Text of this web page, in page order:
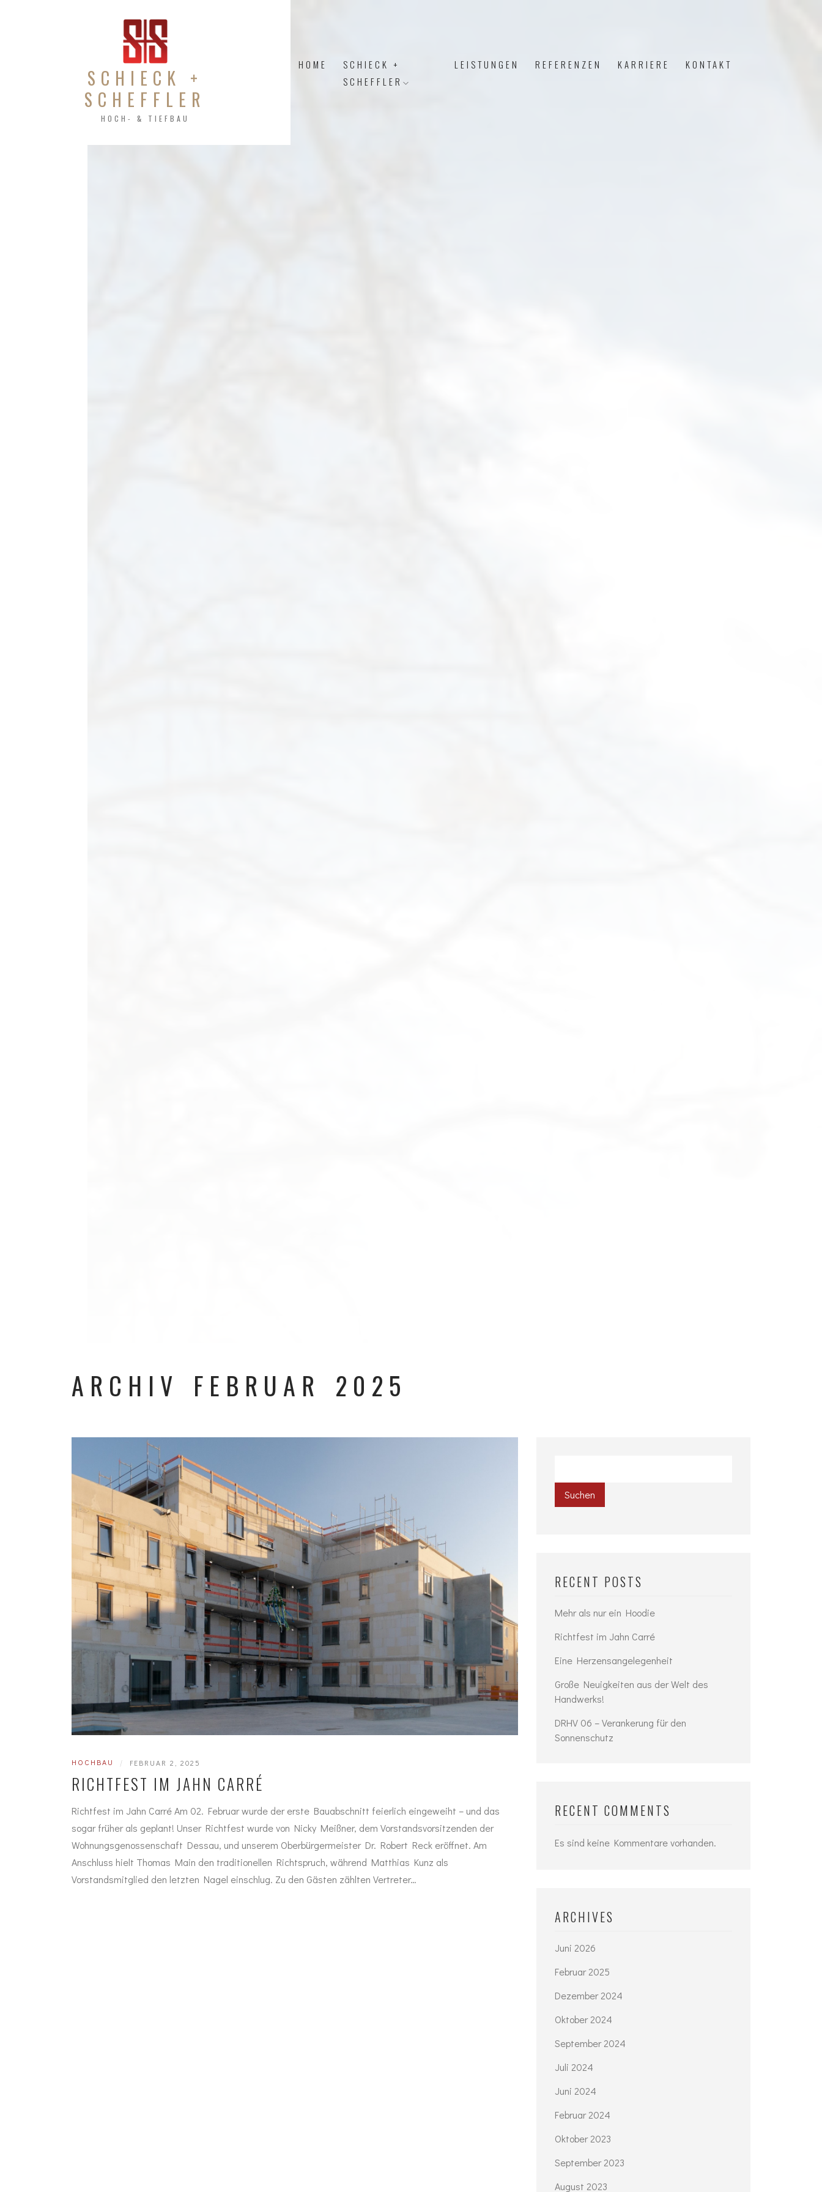
SCHIECK +
SCHEFFLER
HOCH- & TIEFBAU
HOME
SCHIECK +
SCHEFFLER
LEISTUNGEN REFERENZEN KARRIERE KONTAKT
ARCHIV FEBRUAR 2025
HOCHBAU | FEBRUAR 2, 2025
RICHTFEST IM JAHN CARRÉ
Richtfest im Jahn Carré Am 02. Februar wurde der erste Bauabschnitt feierlich eingeweiht – und das
sogar früher als geplant! Unser Richtfest wurde von Nicky Meißner, dem Vorstandsvorsitzenden der
Wohnungsgenossenschaft Dessau, und unserem Oberbürgermeister Dr. Robert Reck eröffnet. Am
Anschluss hielt Thomas Main den traditionellen Richtspruch, während Matthias Kunz als
Vorstandsmitglied den letzten Nagel einschlug. Zu den Gästen zählten Vertreter…
Suchen
RECENT POSTS
Mehr als nur ein Hoodie
Richtfest im Jahn Carré
Eine Herzensangelegenheit
Große Neuigkeiten aus der Welt des
Handwerks!
DRHV 06 – Verankerung für den
Sonnenschutz
RECENT COMMENTS
Es sind keine Kommentare vorhanden.
ARCHIVES
Juni 2026
Februar 2025
Dezember 2024
Oktober 2024
September 2024
Juli 2024
Juni 2024
Februar 2024
Oktober 2023
September 2023
August 2023